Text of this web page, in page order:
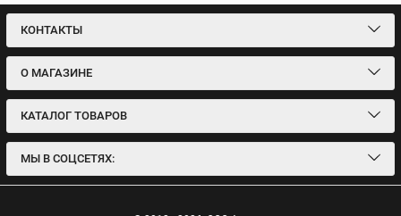
КОНТАКТЫ
О МАГАЗИНЕ
КАТАЛОГ ТОВАРОВ
МЫ В СОЦСЕТЯХ: